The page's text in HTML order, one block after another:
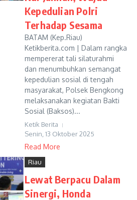
Kepedulian Polri
Terhadap Sesama
BATAM (Kep.Riau)
Ketikberita.com | Dalam rangka
mempererat tali silaturahmi
dan menumbuhkan semangat
kepedulian sosial di tengah
masyarakat, Polsek Bengkong
melaksanakan kegiatan Bakti
Sosial (Baksos)...
Ketik Berita
Senin, 13 Oktober 2025
Read More
Riau
Lewat Berpacu Dalam
Sinergi, Honda